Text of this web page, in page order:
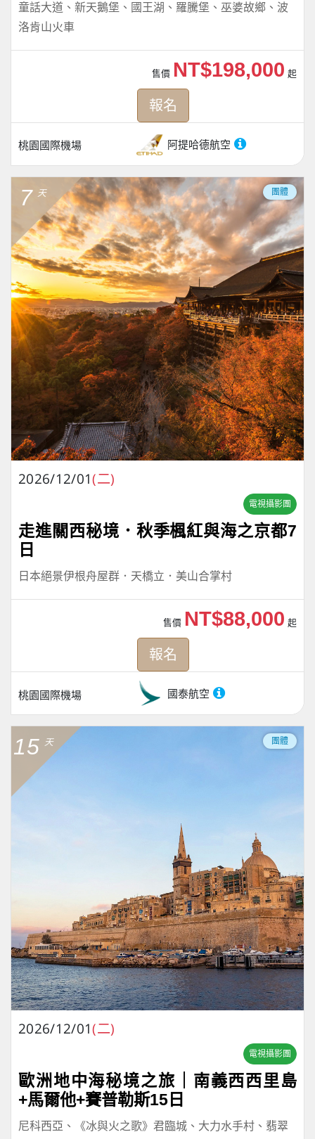
童話大道、新天鵝堡、國王湖、羅騰堡、巫婆故鄉、波
洛肯山火車
桃園國際機場 阿提哈德航空
售價 NT$198,000 起
報名
7 天 團體
2026/12/01(二)
電視攝影團
走進關西秘境．秋季楓紅與海之京都7
日
日本絕景伊根舟屋群．天橋立．美山合掌村
桃園國際機場 國泰航空
售價 NT$88,000 起
報名
15 天 團體
2026/12/01(二)
電視攝影團
歐洲地中海秘境之旅｜南義西西里島
+馬爾他+賽普勒斯15日
尼科西亞、《冰與火之歌》君臨城、大力水手村、翡翠